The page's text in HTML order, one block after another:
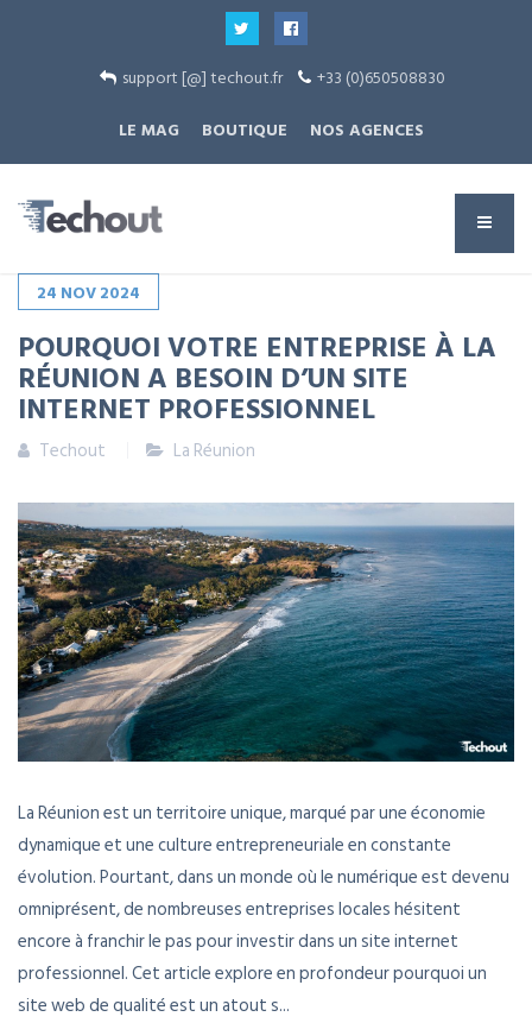
support [@] techout.fr
+33 (0)650508830
LE MAG
BOUTIQUE NOS AGENCES
24 NOV2024
POURQUOI VOTRE ENTREPRISE À LA
RÉUNION A BESOIN D’UN SITE
INTERNET PROFESSIONNEL
Techout La Réunion
La Réunion est un territoire unique, marqué par une économie
dynamique et une culture entrepreneuriale en constante
évolution. Pourtant, dans un monde où le numérique est devenu
omniprésent, de nombreuses entreprises locales hésitent
encore à franchir le pas pour investir dans un site internet
professionnel. Cet article explore en profondeur pourquoi un
site web de qualité est un atout s...